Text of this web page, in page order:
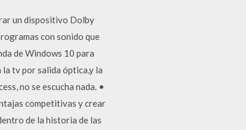
un dispositivo Dolby
con sonido que
de Windows 10 para
tv por salida óptica,y la
no se escucha nada. •
competitivas y crear
de la historia de las